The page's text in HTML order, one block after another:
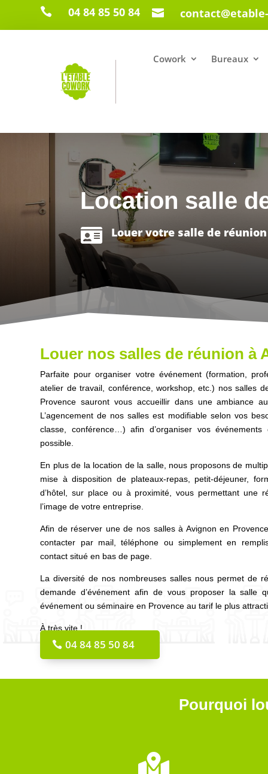
 04 84 85 50 84 
Cowork Bureaux
Location salle
 Louer votre salle de
Louer nos salles de réunion à
Parfaite pour organiser votre événement (formation,
atelier de travail, conférence, workshop, etc.) nos salles
Provence sauront vous accueillir dans une ambiance
L’agencement de nos salles est modifiable selon vos
classe, conférence…) afin d’organiser vos
possible.
En plus de la location de la salle, nous proposons de
mise à disposition de plateaux-repas, petit-déjeuner,
d’hôtel, sur place ou à proximité, vous permettant une
l’image de votre entreprise.
Afin de réserver une de nos salles à Avignon en
contacter par mail, téléphone ou simplement en
contact situé en bas de page.
La diversité de nos nombreuses salles nous permet de
demande d’événement afin de vous proposer la salle
événement ou séminaire en Provence au tarif le plus
À très vite !
04 84 85 50 84
Pourquoi
